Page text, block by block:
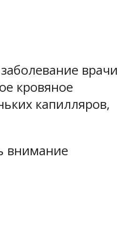
врачи
кровяное
капилляров,
внимание